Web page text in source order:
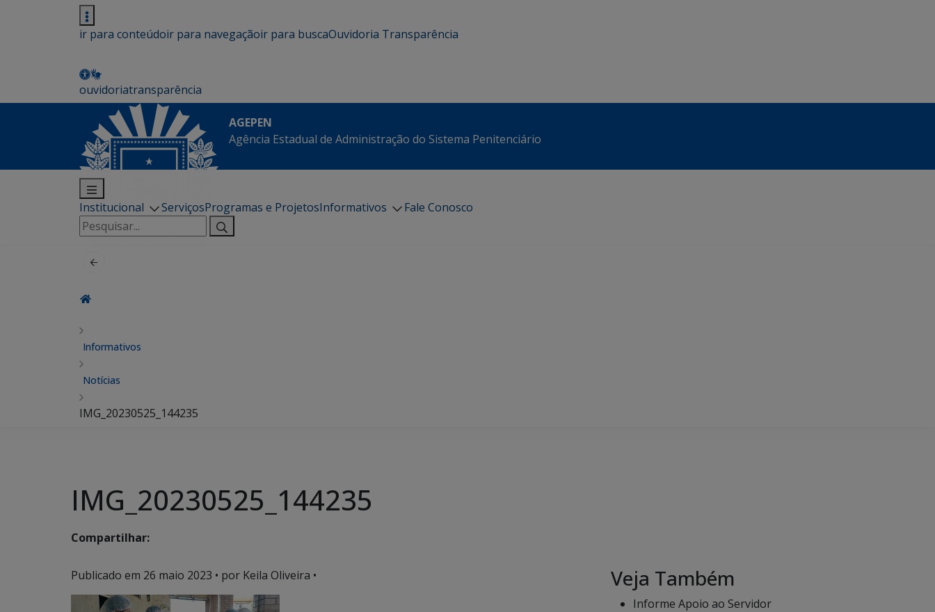
ir para conteúdoir para navegaçãoir para buscaOuvidoria Transparência
ouvidoriatransparência
AGEPEN
Agência Estadual de Administração do Sistema Penitenciário
Institucional ServiçosProgramas e ProjetosInformativos
Fale Conosco
Pesquisar
por:
Informativos
Notícias
IMG_20230525_144235
IMG_20230525_144235
Compartilhar:
Publicado em 26 maio 2023 • por Keila Oliveira • Veja Também
Informe Apoio ao Servidor